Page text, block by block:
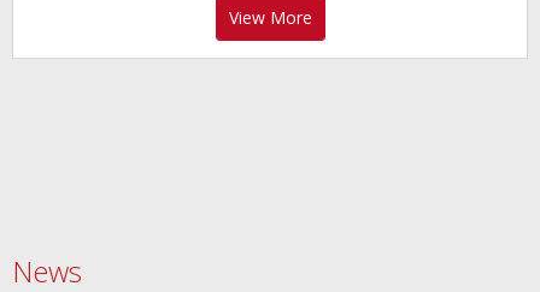
View More
News